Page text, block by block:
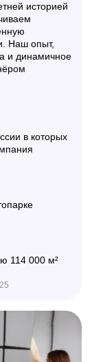
историей
Наш опыт,
и динамичное
в которых
114 000 м²